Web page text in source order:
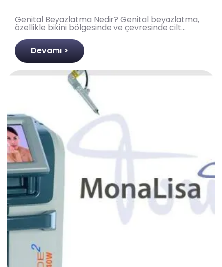
Genital Beyazlatma Nedir? Genital beyazlatma,
özellikle bikini bölgesinde ve çevresinde cilt
tonunu açmayı amaçlayan estetik bir işlemdir. Bu
uygulam..
Devamı >